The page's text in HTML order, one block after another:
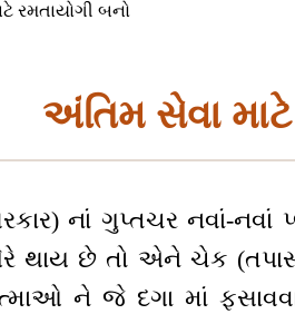
રમતાયોગી બનો
અંતિમ સેવા
નાં ગુપ્તચર નવાં-
થાય છે તો એને ચેક
ને જે દગા માં ફસાવવા